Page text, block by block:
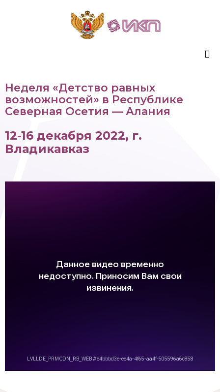
Неделя «Детство равных
возможностей» в Республике
Северная Осетия — Алания
12-16 декабря 2022, г.
Владикавказ